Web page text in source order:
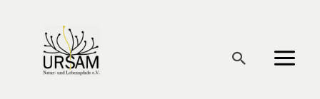
springen
Suchen